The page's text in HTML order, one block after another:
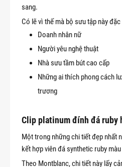
sang.
Có lẽ vì thế mà bộ sưu tập này
Doanh nhân nữ
Người yêu nghệ thuật
Nhà sưu tầm bút cao cấp
Những ai thích phong cách
trương
Clip platinum đính đá ruby
Một trong những chi tiết đẹp nhất
kết hợp viên đá synthetic ruby
Theo Montblanc, chi tiết này lấy